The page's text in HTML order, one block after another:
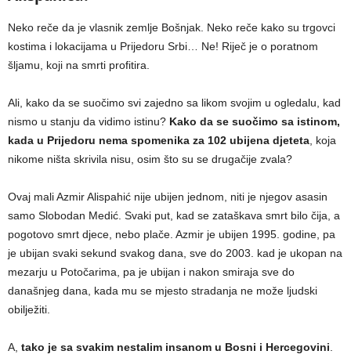
Neko reče da je vlasnik zemlje Bošnjak. Neko reče kako su trgovci
kostima i lokacijama u Prijedoru Srbi… Ne! Riječ je o poratnom
šljamu, koji na smrti profitira.
Ali, kako da se suočimo svi zajedno sa likom svojim u ogledalu, kad
nismo u stanju da vidimo istinu? Kako da se suočimo sa istinom,
kada u Prijedoru nema spomenika za 102 ubijena djeteta , koja
nikome ništa skrivila nisu, osim što su se drugačije zvala?
Ovaj mali Azmir Alispahić nije ubijen jednom, niti je njegov asasin
samo Slobodan Medić. Svaki put, kad se zataškava smrt bilo čija, a
pogotovo smrt djece, nebo plače. Azmir je ubijen 1995. godine, pa
je ubijan svaki sekund svakog dana, sve do 2003. kad je ukopan na
mezarju u Potočarima, pa je ubijan i nakon smiraja sve do
današnjeg dana, kada mu se mjesto stradanja ne može ljudski
obilježiti.
A, tako je sa svakim nestalim insanom u Bosni i Hercegovini